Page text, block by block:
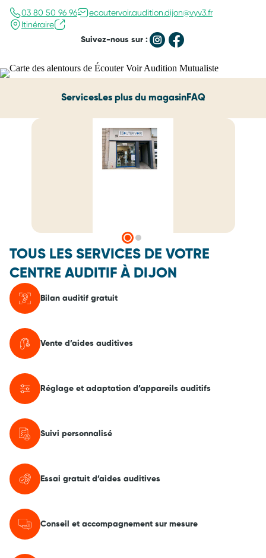
03 80 50 96 96
ecoutervoir.audition.dijon@vyv3.fr
Itinéraire
Suivez-nous sur :
ServicesLes plus du magasinFAQ
TOUS LES SERVICES DE VOTRE
CENTRE AUDITIF À DIJON
Bilan auditif gratuit
Vente d’aides auditives
Réglage et adaptation d’appareils auditifs
Suivi personnalisé
Essai gratuit d’aides auditives
Conseil et accompagnement sur mesure